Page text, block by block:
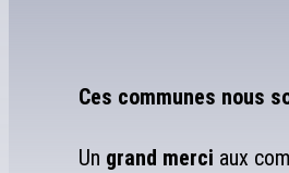
Ces communes nous
Un grand merci aux